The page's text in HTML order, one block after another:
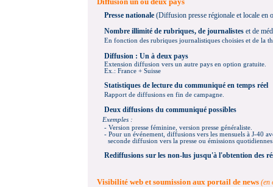
Presse nationale (Diffusion presse régionale et locale en
Nombre illimité de rubriques, de journalistes et de
En fonction des rubriques journalistiques choisies et de la
Diffusion : Un à deux pays
Extension diffusion vers un autre pays en option gratuite
Ex.: France + Suisse
Statistiques de lecture du communiqué en temps réel
Rapport de diffusions en fin de campagne.
Deux diffusions du communiqué possibles
Exemples :
- Version presse féminine, version presse généraliste.
- Pour un événement, diffusions vers les mensuels à J-40
seconde diffusion vers la presse ou émissions quotidiennes
Rediffusions sur les non-lus jusqu'à l'obtention des
Visibilité web et soumission aux portail de news (en